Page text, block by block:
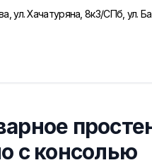
ул. Хачатуряна, 8к3/СПб, ул.
с консолью